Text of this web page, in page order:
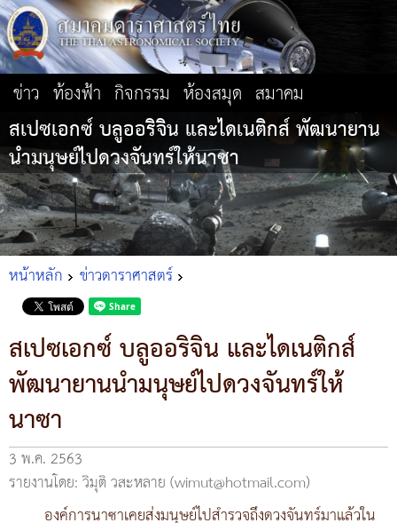
ข่าว ท้องฟ้า กิจกรรม ห้องสมุด สมาคม
สเปซเอกซ์ บลูออริจิน และไดเนติกส์ พัฒนายาน
นำมนุษย์ไปดวงจันทร์ให้นาซา
หน้าหลัก ข่าวดาราศาสตร์
สเปซเอกซ์ บลูออริจิน และไดเนติกส์
พัฒนายานนำมนุษย์ไปดวงจันทร์ให้
นาซา
3 พ.ค. 2563
รายงานโดย: วิมุติ วสะหลาย (wimut@hotmail.com)
องค์การนาซาเคยส่งมนุษย์ไปสำรวจถึงดวงจันทร์มาแล้วใน